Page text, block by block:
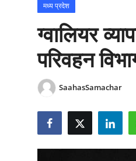
मध्य प्रदेश
ग्वालियर
परिवहन
SaahasSamachar